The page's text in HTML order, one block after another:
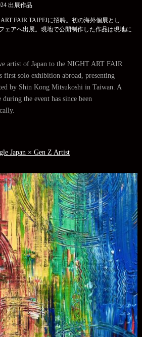
出展作品
FAIR TAIPEIに招聘。初の海外個展とし
ェアへ出展。現地で公開制作した作品は現地に
artist of Japan to the NIGHT ART FAIR
first solo exhibition abroad, presenting
by Shin Kong Mitsukoshi in Taiwan. A
the event has since been
Japan × Gen Z Artist